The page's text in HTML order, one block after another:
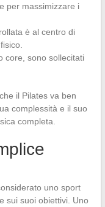
per massimizzare i
è al centro di
core, sono sollecitati
il Pilates va ben
complessità e il suo
completa.
uno sport
sui suoi obiettivi. Uno